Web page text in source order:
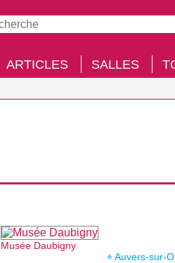
ARTICLES SALLES
Musée Daubigny
⌖ Auvers-sur-